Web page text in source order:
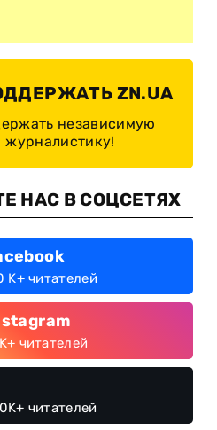
ZN.UA
независимую
журналистику!
НАС В СОЦСЕТЯХ
K+ читателей
читателей
читателей